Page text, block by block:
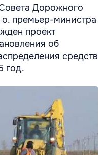
Дорожного
премьер-министра
проект
об
средств
год.